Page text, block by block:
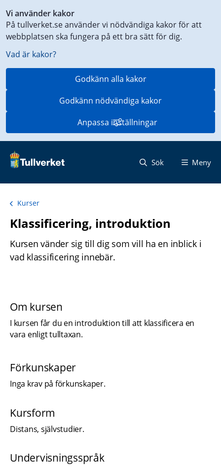
Vi använder kakor
På tullverket.se använder vi nödvändiga kakor för att
webbplatsen ska fungera på ett bra sätt för dig.
Vad är kakor?
Godkänn alla kakor
Godkänn nödvändiga kakor
Anpassa inställningar
till
innehåll
på
aktuell
Sök Meny
Kurser
Klassificering, introduktion
Kursen vänder sig till dig som vill ha en inblick i
vad klassificering innebär.
Om kursen
I kursen får du en introduktion till att klassificera en
vara enligt tulltaxan.
Förkunskaper
Inga krav på förkunskaper.
Kursform
Distans, självstudier.
Undervisningsspråk